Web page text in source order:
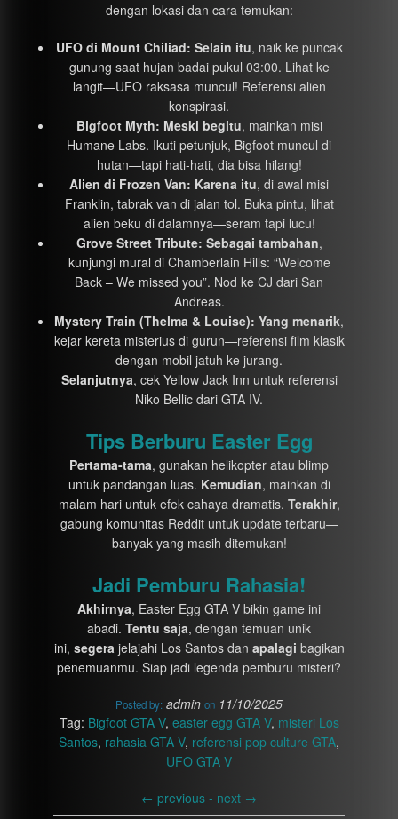
dengan lokasi dan cara temukan:
UFO di Mount Chiliad: Selain itu, naik ke puncak
gunung saat hujan badai pukul 03:00. Lihat ke
langit—UFO raksasa muncul! Referensi alien
konspirasi.
Bigfoot Myth: Meski begitu, mainkan misi
Humane Labs. Ikuti petunjuk, Bigfoot muncul di
hutan—tapi hati-hati, dia bisa hilang!
Alien di Frozen Van: Karena itu, di awal misi
Franklin, tabrak van di jalan tol. Buka pintu, lihat
alien beku di dalamnya—seram tapi lucu!
Grove Street Tribute: Sebagai tambahan,
kunjungi mural di Chamberlain Hills: “Welcome
Back – We missed you”. Nod ke CJ dari San
Andreas.
Mystery Train (Thelma & Louise): Yang menarik,
kejar kereta misterius di gurun—referensi film klasik
dengan mobil jatuh ke jurang.
Selanjutnya, cek Yellow Jack Inn untuk referensi
Niko Bellic dari GTA IV.
Tips Berburu Easter Egg
Pertama-tama, gunakan helikopter atau blimp
untuk pandangan luas. Kemudian, mainkan di
malam hari untuk efek cahaya dramatis. Terakhir,
gabung komunitas Reddit untuk update terbaru—
banyak yang masih ditemukan!
Jadi Pemburu Rahasia!
Akhirnya, Easter Egg GTA V bikin game ini
abadi. Tentu saja, dengan temuan unik
ini, segerajelajahi Los Santos dan apalagi bagikan
penemuanmu. Siap jadi legenda pemburu misteri?
Posted by: admin on 11/10/2025
Tag: Bigfoot GTA V, easter egg GTA V, misteri Los
Santos, rahasia GTA V, referensi pop culture GTA,
UFO GTA V
← previous - next →